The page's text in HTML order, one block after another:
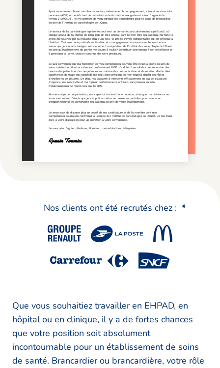
Nos clients ont été recrutés chez : *
Que vous souhaitiez travailler en EHPAD, en
hôpital ou en clinique, il y a de fortes chances
que votre position soit absolument
incontournable pour un établissement de soins
de santé. Brancardier ou brancardière, votre rôle